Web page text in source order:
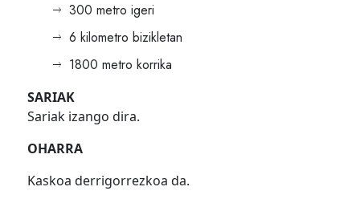
300 metro igeri
6 kilometro bizikletan
1800 metro korrika
SARIAK
Sariak izango dira.
OHARRA
Kaskoa derrigorrezkoa da.